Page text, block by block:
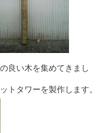
良い木を集めてきまし
トタワーを製作します。